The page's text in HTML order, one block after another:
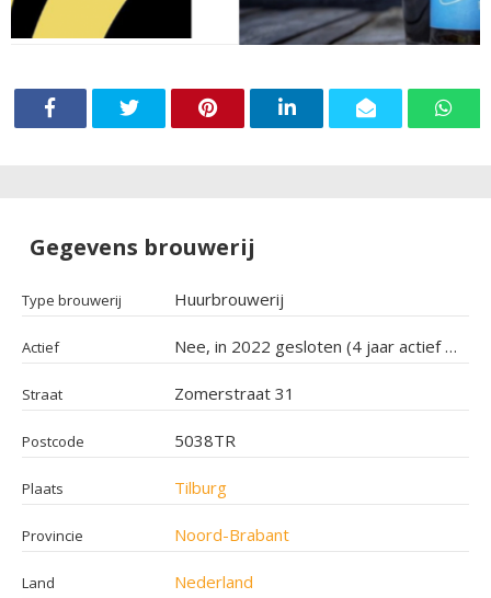
Gegevens brouwerij
Type brouwerij Huurbrouwerij
Actief Nee, in 2022 gesloten (4 jaar actief geweest)
Straat Zomerstraat 31
Postcode 5038TR
Plaats Tilburg
Provincie Noord-Brabant
Land Nederland